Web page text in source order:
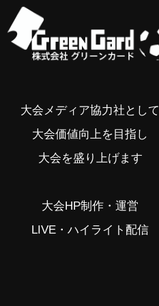
大会メディア協力社として
大会価値向上を目指し
大会を盛り上げます
大会HP制作・運営
LIVE・ハイライト配信